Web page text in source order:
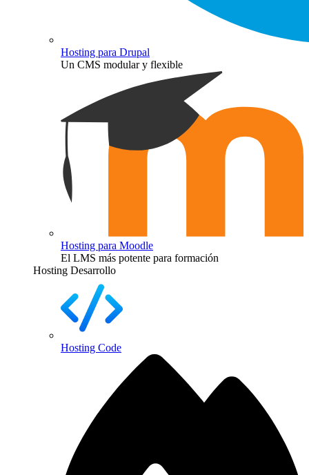
Hosting para Drupal
Un CMS modular y flexible
Hosting para Moodle
El LMS más potente para formación
Hosting Desarrollo
Hosting Code